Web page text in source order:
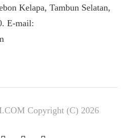
Kelapa, Tambun Selatan,
E-mail:
Copyright (C) 2026